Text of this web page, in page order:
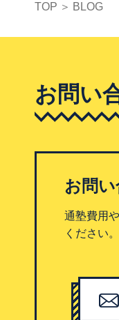
TOP BLOG
お問い
お問
通塾費用
ください。